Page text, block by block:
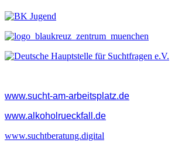
www.sucht-am-arbeitsplatz.de
www.alkoholrueckfall.de
www.suchtberatung.digital